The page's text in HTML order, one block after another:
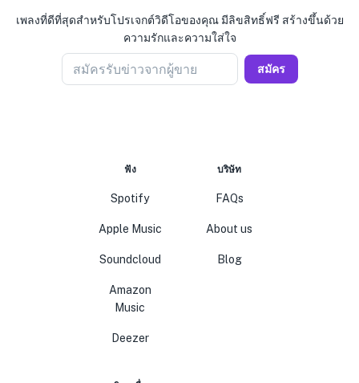
เพลงที่ดีที่สุดสำหรับโปรเจกต์วิดีโอของคุณ มีลิขสิทธิ์ฟรี สร้างขึ้นด้วย
ความรักและความใส่ใจ
สมัครรับข่าวจากผู้ขาย สมัคร
ฟัง
Spotify
Apple Music
Soundcloud
Amazon
Music
Deezer
บริษัท
FAQs
About us
Blog